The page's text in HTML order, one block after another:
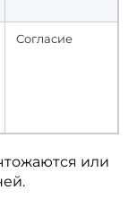
Согласие
или